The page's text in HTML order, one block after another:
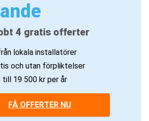
4 gratis offerter
lokala installatörer
och utan förpliktelser
till 19 500 kr per år
FÅ OFFERTER NU